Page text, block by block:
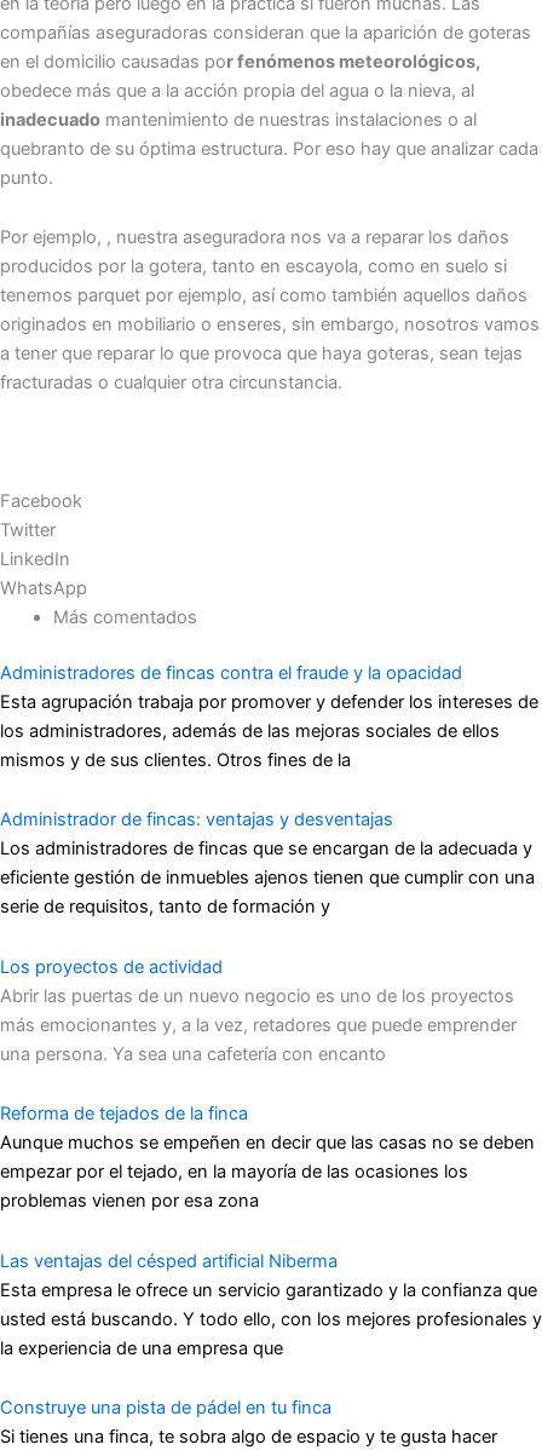
compañías aseguradoras consideran que la aparición de goteras
en el domicilio causadas por fenómenos meteorológicos,
obedece más que a la acción propia del agua o la nieva, al
inadecuado mantenimiento de nuestras instalaciones o al
quebranto de su óptima estructura. Por eso hay que analizar cada
punto.
Por ejemplo, , nuestra aseguradora nos va a reparar los daños
producidos por la gotera, tanto en escayola, como en suelo si
tenemos parquet por ejemplo, así como también aquellos daños
originados en mobiliario o enseres, sin embargo, nosotros vamos
a tener que reparar lo que provoca que haya goteras, sean tejas
fracturadas o cualquier otra circunstancia.
Facebook
Twitter
LinkedIn
WhatsApp
Más comentados
Administradores de fincas contra el fraude y la opacidad
Esta agrupación trabaja por promover y defender los intereses de
los administradores, además de las mejoras sociales de ellos
mismos y de sus clientes. Otros fines de la
Administrador de fincas: ventajas y desventajas
Los administradores de fincas que se encargan de la adecuada y
eficiente gestión de inmuebles ajenos tienen que cumplir con una
serie de requisitos, tanto de formación y
Los proyectos de actividad
Abrir las puertas de un nuevo negocio es uno de los proyectos
más emocionantes y, a la vez, retadores que puede emprender
una persona. Ya sea una cafetería con encanto
Reforma de tejados de la finca
Aunque muchos se empeñen en decir que las casas no se deben
empezar por el tejado, en la mayoría de las ocasiones los
problemas vienen por esa zona
Las ventajas del césped artificial Niberma
Esta empresa le ofrece un servicio garantizado y la confianza que
usted está buscando. Y todo ello, con los mejores profesionales y
la experiencia de una empresa que
Construye una pista de pádel en tu finca
Si tienes una finca, te sobra algo de espacio y te gusta hacer